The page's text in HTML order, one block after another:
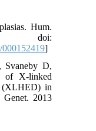
جویدن، صحبت
بهبود یافت.
کلیدواژه ها:
هیپودونشیا،
28/5/1395
نویسنده
Hum.
doi:
000152419
Svaneby D,
of X-linked
(XLHED) in
Genet. 2013